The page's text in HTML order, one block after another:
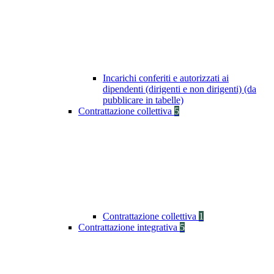
Incarichi conferiti e autorizzati ai
dipendenti (dirigenti e non dirigenti) (da
pubblicare in tabelle)
Contrattazione collettiva 5
Contrattazione collettiva 1
Contrattazione integrativa 5